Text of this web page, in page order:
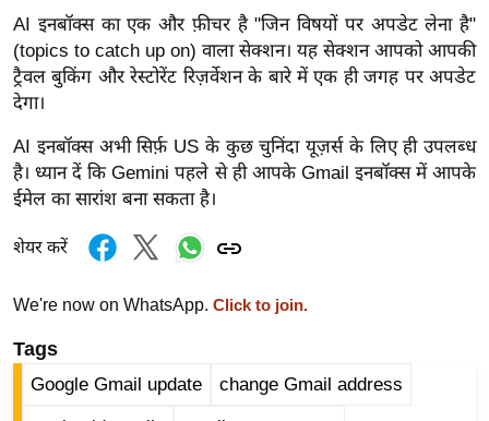
ड
हॉ
ली
वु
फि
ल्म
मी
B
r
a
AI इनबॉक्स का एक और फ़ीचर है "जिन विषयों पर अपडेट लेना है"
(topics to catch up on) वाला सेक्शन। यह सेक्शन आपको आपकी
ट्रैवल बुकिंग और रेस्टोरेंट रिज़र्वेशन के बारे में एक ही जगह पर अपडेट
देगा।
AI इनबॉक्स अभी सिर्फ़ US के कुछ चुनिंदा यूज़र्स के लिए ही उपलब्ध
है। ध्यान दें कि Gemini पहले से ही आपके Gmail इनबॉक्स में आपके
ईमेल का सारांश बना सकता है।
शेयर करें
We're now on WhatsApp. Click to join.
Tags
Google Gmail update change Gmail address